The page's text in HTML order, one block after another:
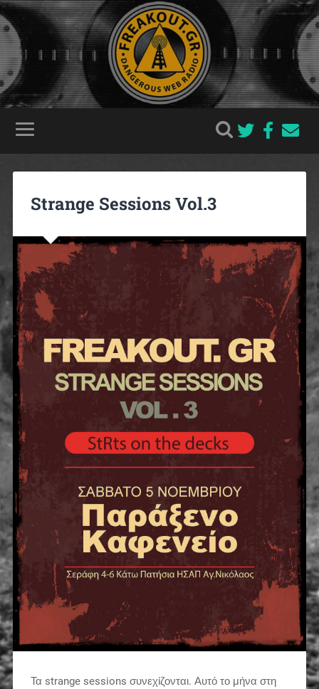
Strange Sessions Vol.3
Τα strange sessions συνεχίζονται. Αυτό το μήνα στη